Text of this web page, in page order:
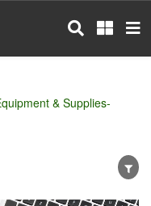
& Supplies-